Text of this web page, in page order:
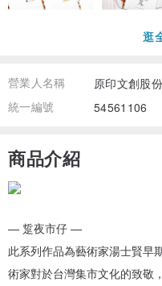
逛
營業人名稱
原印文創股
統一編號
54561106
商品介紹
— 踅夜市仔 —
此系列作品為藝術家湯士賢早
術家對於台灣集市文化的致敬